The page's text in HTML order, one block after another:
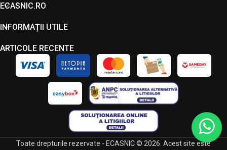
ECASNIC.RO
INFORMAȚII UTILE
ARTICOLE RECENTE
Toate drepturile rezervate - ECASNIC © 2026. Acest site este